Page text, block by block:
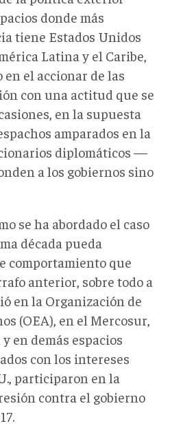
donde más
tiene Estados Unidos
Latina y el Caribe,
el accionar de las
con una actitud que se
en la supuesta
amparados en la
diplomáticos —
a los gobiernos sino
se ha abordado el caso
década pueda
comportamiento que
anterior, sobre todo a
en la Organización de
(OEA), en el Mercosur,
en demás espacios
con los intereses
participaron en la
contra el gobierno